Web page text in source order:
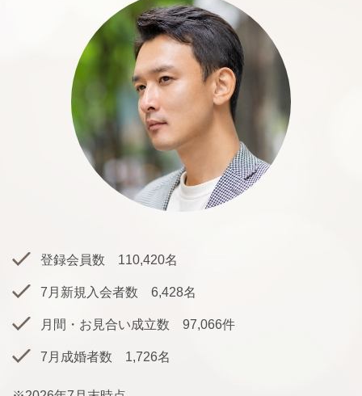
登録会員数 110,420名
7月新規入会者数 6,428名
月間・お見合い成立数 97,066件
7月成婚者数 1,726名